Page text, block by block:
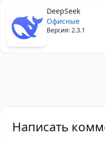
Редактирование
видеоинструментов.
Эксклюзивные
программы Gold.
DeepSeek
Офисные
Версия: 2.3.1
Написать